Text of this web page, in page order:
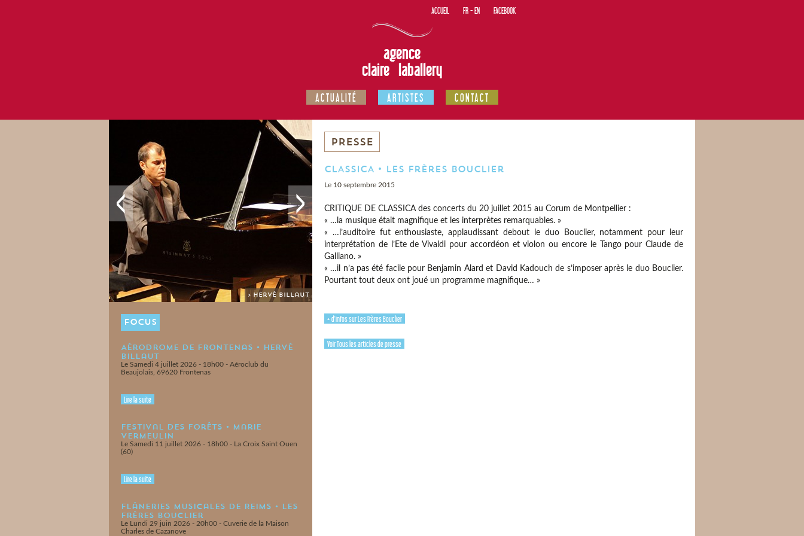
ACCUEIL FR-EN FACEBOOK
agence
claire laballery
ACTUALITÉ ARTISTES CONTACT
> Hervé Billaut
FOCUS
Aérodrome de Frontenas • Hervé
Billaut
Le Samedi 4 juillet 2026 - 18h00 - Aéroclub du
Beaujolais, 69620 Frontenas
Lire la suite
Festival des Forêts • Marie
Vermeulin
Le Samedi 11 juillet 2026 - 18h00 - La Croix Saint Ouen
(60)
Lire la suite
Flâneries Musicales de Reims • Les
Frères Bouclier
Le Lundi 29 juin 2026 - 20h00 - Cuverie de la Maison
Charles de Cazanove
PRESSE
CLASSICA • Les Frères Bouclier
Le 10 septembre 2015
CRITIQUE DE CLASSICA des concerts du 20 juillet 2015 au Corum de Montpellier :
« …la musique était magnifique et les interprètes remarquables. »
« …l’auditoire fut enthousiaste, applaudissant debout le duo Bouclier, notamment pour leur
interprétation de l’Ete de Vivaldi pour accordéon et violon ou encore le Tango pour Claude de
Galliano. »
« …il n’a pas été facile pour Benjamin Alard et David Kadouch de s’imposer après le duo Bouclier.
Pourtant tout deux ont joué un programme magnifique… »
+ d'infos sur Les Frères Bouclier
Voir Tous les articles de presse